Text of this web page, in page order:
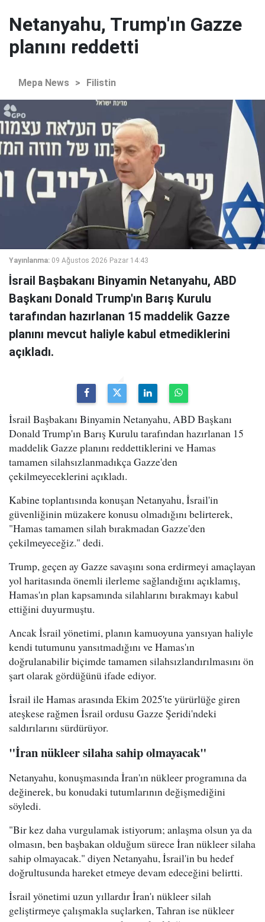
Netanyahu, Trump'ın Gazze
planını reddetti
Mepa News > Filistin
Yayınlanma: 09 Ağustos 2026 Pazar 14:43
İsrail Başbakanı Binyamin Netanyahu, ABD
Başkanı Donald Trump'ın Barış Kurulu
tarafından hazırlanan 15 maddelik Gazze
planını mevcut haliyle kabul etmediklerini
açıkladı.
İsrail Başbakanı Binyamin Netanyahu, ABD Başkanı
Donald Trump'ın Barış Kurulu tarafından hazırlanan 15
maddelik Gazze planını reddettiklerini ve Hamas
tamamen silahsızlanmadıkça Gazze'den
çekilmeyeceklerini açıkladı.
Kabine toplantısında konuşan Netanyahu, İsrail'in
güvenliğinin müzakere konusu olmadığını belirterek,
"Hamas tamamen silah bırakmadan Gazze'den
çekilmeyeceğiz." dedi.
Trump, geçen ay Gazze savaşını sona erdirmeyi amaçlayan
yol haritasında önemli ilerleme sağlandığını açıklamış,
Hamas'ın plan kapsamında silahlarını bırakmayı kabul
ettiğini duyurmuştu.
Ancak İsrail yönetimi, planın kamuoyuna yansıyan haliyle
kendi tutumunu yansıtmadığını ve Hamas'ın
doğrulanabilir biçimde tamamen silahsızlandırılmasını ön
şart olarak gördüğünü ifade ediyor.
İsrail ile Hamas arasında Ekim 2025'te yürürlüğe giren
ateşkese rağmen İsrail ordusu Gazze Şeridi'ndeki
saldırılarını sürdürüyor.
"İran nükleer silaha sahip olmayacak"
Netanyahu, konuşmasında İran'ın nükleer programına da
değinerek, bu konudaki tutumlarının değişmediğini
söyledi.
"Bir kez daha vurgulamak istiyorum; anlaşma olsun ya da
olmasın, ben başbakan olduğum sürece İran nükleer silaha
sahip olmayacak." diyen Netanyahu, İsrail'in bu hedef
doğrultusunda hareket etmeye devam edeceğini belirtti.
İsrail yönetimi uzun yıllardır İran'ı nükleer silah
geliştirmeye çalışmakla suçlarken, Tahran ise nükleer